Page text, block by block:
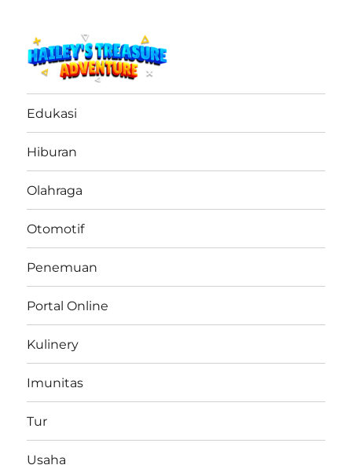
haileystreasureadventure.net
Edukasi
Hiburan
Olahraga
Otomotif
Penemuan
Portal Online
Kulinery
Imunitas
Tur
Usaha